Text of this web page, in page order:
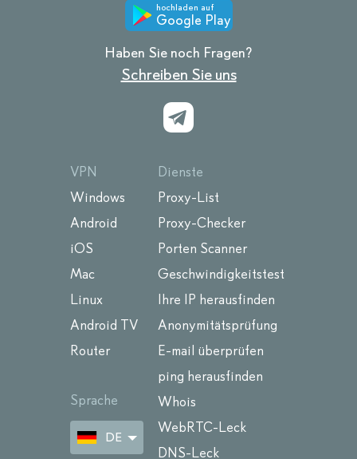
hochladen auf
Google Play
Haben Sie noch Fragen?
Schreiben Sie uns
VPN
Windows
Android
iOS
Mac
Linux
Android TV
Router
Sprache
DE
Dienste
Proxy-List
Proxy-Checker
Porten Scanner
Geschwindigkeitstest
Ihre IP herausfinden
Anonymitätsprüfung
E-mail überprüfen
ping herausfinden
Whois
WebRTC-Leck
DNS-Leck